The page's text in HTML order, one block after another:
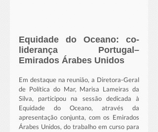
Equidade do Oceano: co-
liderança Portugal–
Emirados Árabes Unidos
Em destaque na reunião, a Diretora-Geral
de Política do Mar, Marisa Lameiras da
Silva, participou na sessão dedicada à
Equidade do Oceano, através da
apresentação conjunta, com os Emirados
Árabes Unidos, do trabalho em curso para